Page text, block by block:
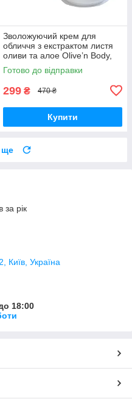
Зволожуючий крем для
обличчя з екстрактом листя
оливи та алое Olive’n Body,
100 мл
Готово до відправки
299 ₴ 470 ₴
Купити
ще
за рік
Київ, Україна
18:00